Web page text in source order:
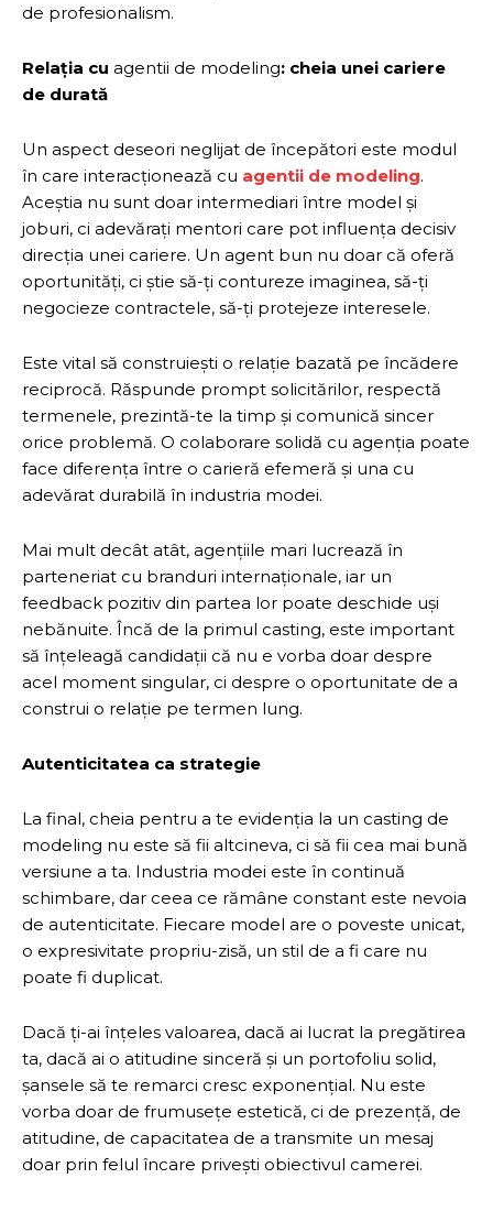
de profesionalism.
Relația cu agentii de modeling: cheia unei cariere
de durată
Un aspect deseori neglijat de începători este modul
în care interacționează cu agentii de modeling.
Aceștia nu sunt doar intermediari între model și
joburi, ci adevărați mentori care pot influența decisiv
direcția unei cariere. Un agent bun nu doar că oferă
oportunități, ci știe să-ți contureze imaginea, să-ți
negocieze contractele, să-ți protejeze interesele.
Este vital să construiești o relație bazată pe încădere
reciprocă. Răspunde prompt solicitărilor, respectă
termenele, prezintă-te la timp și comunică sincer
orice problemă. O colaborare solidă cu agenția poate
face diferența între o carieră efemeră și una cu
adevărat durabilă în industria modei.
Mai mult decât atât, agențiile mari lucrează în
parteneriat cu branduri internaționale, iar un
feedback pozitiv din partea lor poate deschide uși
nebănuite. Încă de la primul casting, este important
să înțeleagă candidații că nu e vorba doar despre
acel moment singular, ci despre o oportunitate de a
construi o relație pe termen lung.
Autenticitatea ca strategie
La final, cheia pentru a te evidenția la un casting de
modeling nu este să fii altcineva, ci să fii cea mai bună
versiune a ta. Industria modei este în continuă
schimbare, dar ceea ce rămâne constant este nevoia
de autenticitate. Fiecare model are o poveste unicat,
o expresivitate propriu-zisă, un stil de a fi care nu
poate fi duplicat.
Dacă ți-ai înțeles valoarea, dacă ai lucrat la pregătirea
ta, dacă ai o atitudine sinceră și un portofoliu solid,
șansele să te remarci cresc exponențial. Nu este
vorba doar de frumusețe estetică, ci de prezență, de
atitudine, de capacitatea de a transmite un mesaj
doar prin felul încare privești obiectivul camerei.